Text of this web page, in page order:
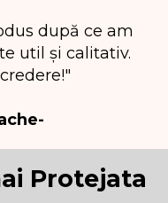
după ce am
util și calitativ.
Protejata